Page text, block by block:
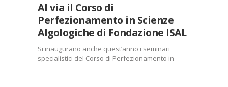
WhatsApp
Mi piace:
Caricamento
in
Al via il Corso di
Perfezionamento in Scienze
Algologiche di Fondazione ISAL
Si inaugurano anche quest’anno i seminari
specialistici del Corso di Perfezionamento in